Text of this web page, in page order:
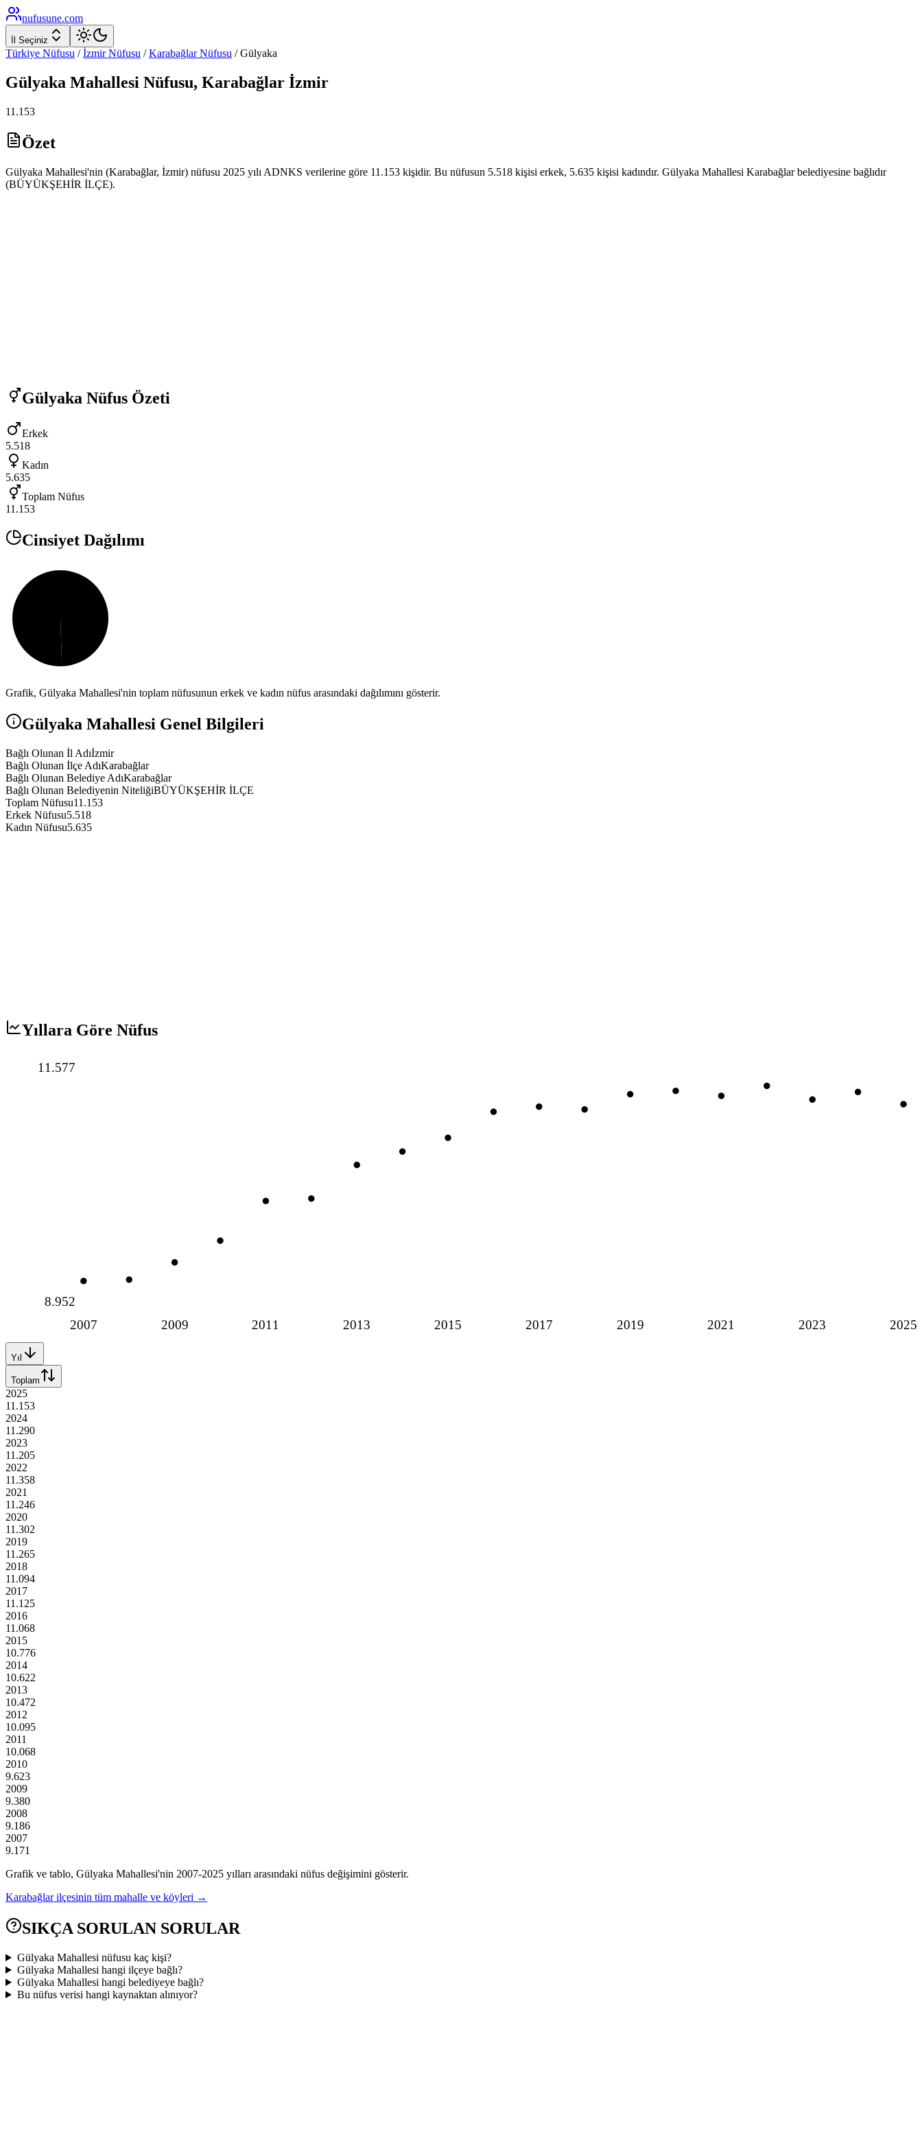
nufusune.com
İl Seçiniz
Türkiye Nüfusu / İzmirNüfusu / KarabağlarNüfusu /Gülyaka
Gülyaka Mahallesi Nüfusu, Karabağlar İzmir
11.153
Özet
Gülyaka Mahallesi'nin (Karabağlar, İzmir) nüfusu 2025 yılı ADNKS verilerine göre 11.153 kişidir. Bu nüfusun 5.518 kişisi erkek, 5.635 kişisi kadındır. Gülyaka Mahallesi Karabağlar belediyesine bağlıdır
(BÜYÜKŞEHİR İLÇE).
Gülyaka Nüfus Özeti
Erkek
5.518
Kadın
5.635
Toplam Nüfus
11.153
Cinsiyet Dağılımı
Grafik, Gülyaka Mahallesi'nin toplam nüfusunun erkek ve kadın nüfus arasındaki dağılımını gösterir.
Gülyaka Mahallesi Genel Bilgileri
Bağlı Olunan İl Adıİzmir
Bağlı Olunan İlçe AdıKarabağlar
Bağlı Olunan Belediye AdıKarabağlar
Bağlı Olunan Belediyenin NiteliğiBÜYÜKŞEHİR İLÇE
Toplam Nüfusu11.153
Erkek Nüfusu5.518
Kadın Nüfusu5.635
Yıllara Göre Nüfus
2007 2009 2011 2013 2015 2017 2019 2021 2023 2025
11.577
8.952
Yıl
Toplam
2025
11.153
2024
11.290
2023
11.205
2022
11.358
2021
11.246
2020
11.302
2019
11.265
2018
11.094
2017
11.125
2016
11.068
2015
10.776
2014
10.622
2013
10.472
2012
10.095
2011
10.068
2010
9.623
2009
9.380
2008
9.186
2007
9.171
Grafik ve tablo, Gülyaka Mahallesi'nin 2007-2025 yılları arasındaki nüfus değişimini gösterir.
Karabağlar ilçesinin tüm mahalle ve köyleri →
SIKÇA SORULAN SORULAR
Gülyaka Mahallesi nüfusu kaç kişi?
Gülyaka Mahallesi hangi ilçeye bağlı?
Gülyaka Mahallesi hangi belediyeye bağlı?
Bu nüfus verisi hangi kaynaktan alınıyor?